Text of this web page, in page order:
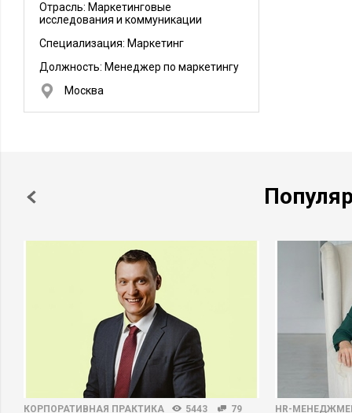
Отрасль: Маркетинговые
исследования и коммуникации
Специализация: Маркетинг
Должность: Менеджер по маркетингу
Москва
КОРПОРАТИВНАЯ ПРАКТИКА 5443 79 HR-